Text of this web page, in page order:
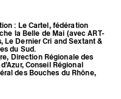
: Le Cartel, fédération
la Belle de Mai (avec ART-
Le Dernier Cri and Sextant &
du Sud.
Direction Régionale des
Conseil Régional
des Bouches du Rhône,